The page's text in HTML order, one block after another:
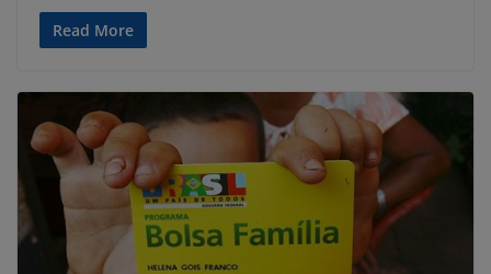
Read More